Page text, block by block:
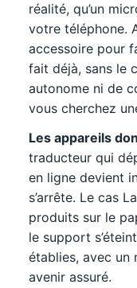
réalité, qu’un
votre téléphone.
accessoire pour
fait déjà, sans le
autonome ni de
vous cherchez
Les appareils
traducteur qui
en ligne devient
s’arrête. Le cas
produits sur le
le support
établies, avec un
avenir assuré.